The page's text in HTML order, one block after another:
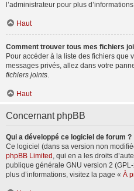
l’administrateur pour plus
Haut
Comment trouver tous mes fichiers
Pour accéder à la liste des fichiers que
messages privés, allez dans votre
fichiers joints.
Haut
Concernant phpBB
Qui a développé ce logiciel de forum ?
Ce logiciel (dans sa version non
phpBB Limited , qui en a les droits
publique générale GNU version 2
plus d’informations, visitez la page « À